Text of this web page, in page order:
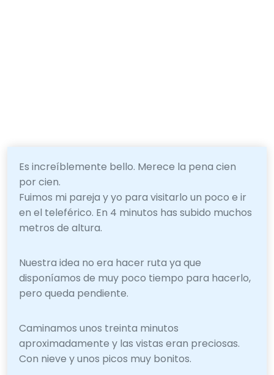
Es increíblemente bello. Merece la pena cien
por cien.
Fuimos mi pareja y yo para visitarlo un poco e ir
en el teleférico. En 4 minutos has subido muchos
metros de altura.
Nuestra idea no era hacer ruta ya que
disponíamos de muy poco tiempo para hacerlo,
pero queda pendiente.
Caminamos unos treinta minutos
aproximadamente y las vistas eran preciosas.
Con nieve y unos picos muy bonitos.